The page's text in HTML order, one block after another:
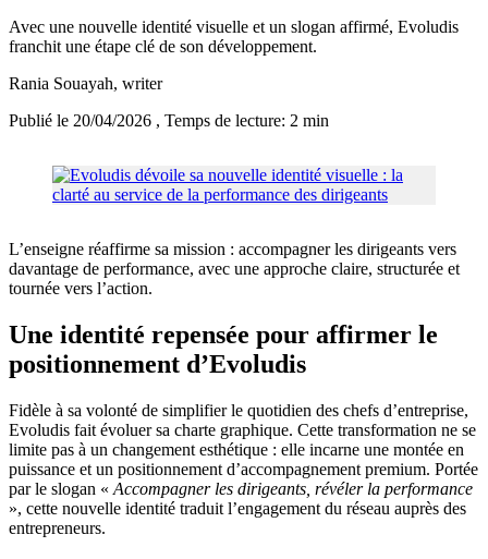
Avec une nouvelle identité visuelle et un slogan affirmé, Evoludis
franchit une étape clé de son développement.
Rania Souayah, writer
Publié le 20/04/2026 , Temps de lecture: 2 min
L’enseigne réaffirme sa mission : accompagner les dirigeants vers
davantage de performance, avec une approche claire, structurée et
tournée vers l’action.
Une identité repensée pour affirmer le
positionnement d’Evoludis
Fidèle à sa volonté de simplifier le quotidien des chefs d’entreprise,
Evoludis fait évoluer sa charte graphique. Cette transformation ne se
limite pas à un changement esthétique : elle incarne une montée en
puissance et un positionnement d’accompagnement premium. Portée
par le slogan « Accompagner les dirigeants, révéler la performance
», cette nouvelle identité traduit l’engagement du réseau auprès des
entrepreneurs.